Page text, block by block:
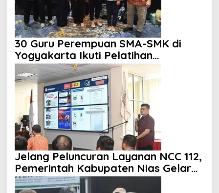
30 Guru Perempuan SMA-SMK di
Yogyakarta Ikuti Pelatihan
Kepemimpinan
Jelang Peluncuran Layanan NCC 112,
Pemerintah Kabupaten Nias Gelar
Sosialisasi